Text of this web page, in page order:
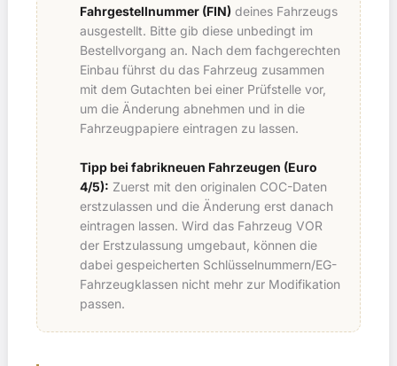
Fahrgestellnummer (FIN) deines Fahrzeugs
ausgestellt. Bitte gib diese unbedingt im
Bestellvorgang an. Nach dem fachgerechten
Einbau führst du das Fahrzeug zusammen
mit dem Gutachten bei einer Prüfstelle vor,
um die Änderung abnehmen und in die
Fahrzeugpapiere eintragen zu lassen.
Tipp bei fabrikneuen Fahrzeugen (Euro
4/5): Zuerst mit den originalen COC-Daten
erstzulassen und die Änderung erst danach
eintragen lassen. Wird das Fahrzeug VOR
der Erstzulassung umgebaut, können die
dabei gespeicherten Schlüsselnummern/EG-
Fahrzeugklassen nicht mehr zur Modifikation
passen.